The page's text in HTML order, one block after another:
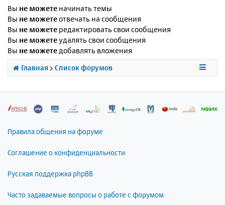
Вы не можете начинать темы
Вы не можетеотвечать на сообщения
Вы не можете редактировать свои сообщения
Вы не можетеудалять свои сообщения
Вы не можете добавлять вложения
Главная Список форумов
Правила общения на форуме
Соглашение о конфиденциальности
Русская поддержка phpBB
Часто задаваемые вопросы о работе с форумом